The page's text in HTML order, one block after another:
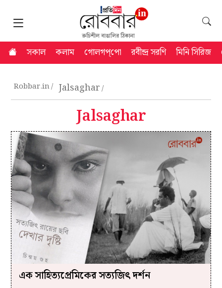
সকাল কলাম গোলগপ্‌পো রবীন্দ্র সরণি মিনি সিরিজ
Robbar.in Jalsaghar
Jalsaghar
এক সাহিত্যপ্রেমিকের সত্যজিৎ দর্শন